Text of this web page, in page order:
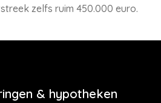
zelfs ruim 450.000 euro.
& hypotheken